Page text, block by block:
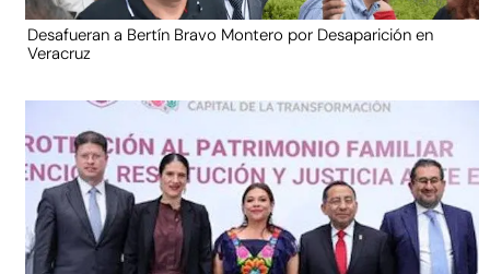
Desafueran a Bertín Bravo Montero por Desaparición en
Veracruz